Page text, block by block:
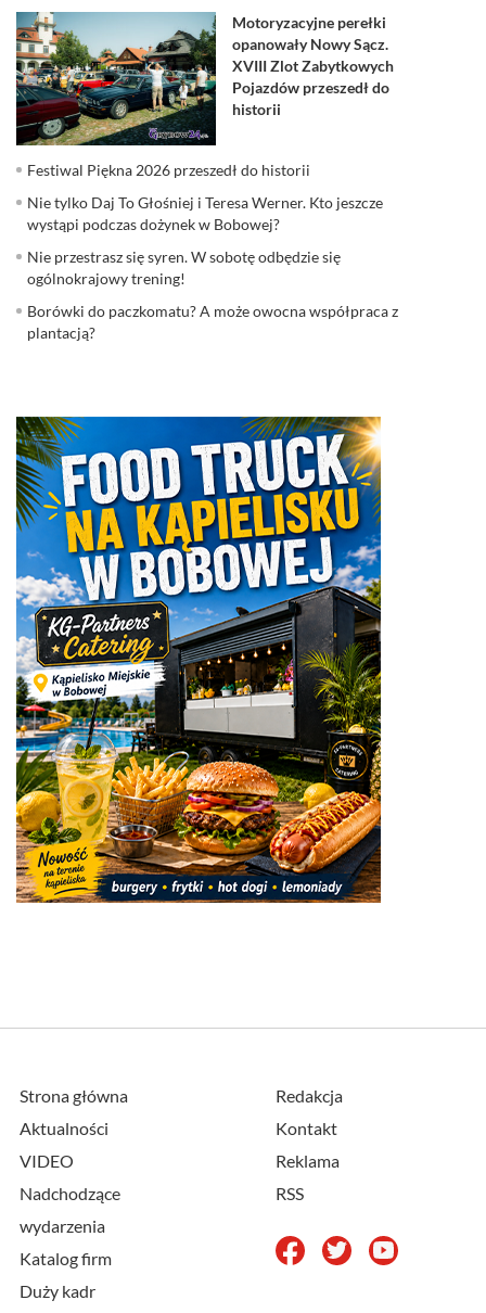
Motoryzacyjne perełki
opanowały Nowy Sącz.
XVIII Zlot Zabytkowych
Pojazdów przeszedł do
historii
Festiwal Piękna 2026 przeszedł do historii
Nie tylko Daj To Głośniej i Teresa Werner. Kto jeszcze
wystąpi podczas dożynek w Bobowej?
Nie przestrasz się syren. W sobotę odbędzie się
ogólnokrajowy trening!
Borówki do paczkomatu? A może owocna współpraca z
plantacją?
Strona główna
Aktualności
VIDEO
Nadchodzące
wydarzenia
Katalog firm
Duży kadr
Redakcja
Kontakt
Reklama
RSS